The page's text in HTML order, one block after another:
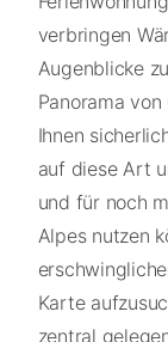
verbringen
Augenblicke
Panorama
Ihnen
auf diese Art
und für noch
Alpes nutzen
Karte
zentral